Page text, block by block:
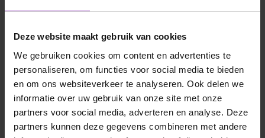
Deze website maakt gebruik van cookies
We gebruiken cookies om content en advertenties te
personaliseren, om functies voor social media te bieden
en om ons websiteverkeer te analyseren. Ook delen we
informatie over uw gebruik van onze site met onze
partners voor social media, adverteren en analyse. Deze
partners kunnen deze gegevens combineren met andere
Thies
4.3151.00.141